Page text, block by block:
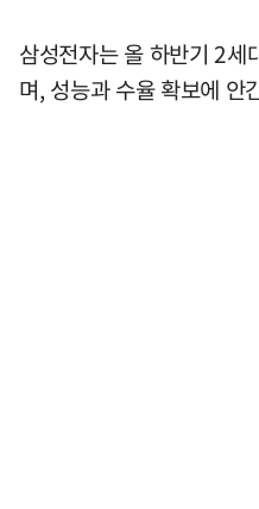
삼성전자는 올 하반기 2세
며, 성능과 수율 확보에 안